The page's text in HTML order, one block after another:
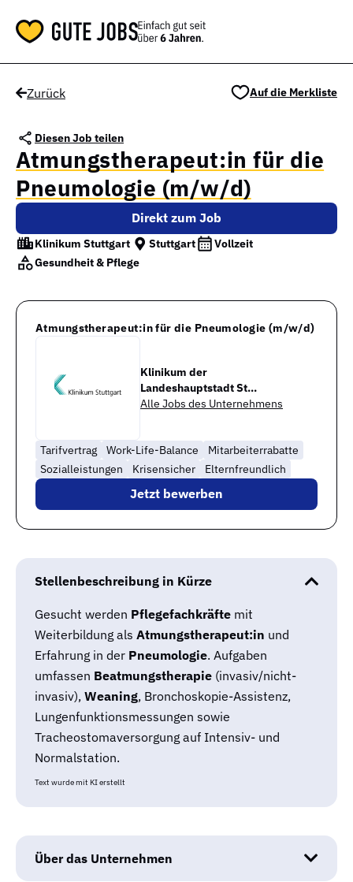
Zurück
Diesen Job teilen
Auf die Merkliste
Atmungstherapeut:in für die
Pneumologie (m/w/d)
Direkt zum Job
Klinikum Stuttgart Stuttgart
Vollzeit
Gesundheit & Pflege
Stellenbeschreibung in Kürze
Gesucht werden Pflegefachkräfte mit
Weiterbildung als Atmungstherapeut:in und
Erfahrung in der Pneumologie. Aufgaben
umfassen Beatmungstherapie (invasiv/nicht-
invasiv), Weaning, Bronchoskopie-Assistenz,
Lungenfunktionsmessungen sowie
Tracheostomaversorgung auf Intensiv- und
Normalstation.
Text wurde mit KI erstellt
Über das Unternehmen
Atmungstherapeut:in für die Pneumologie (m/w/d)
Klinikum der
Landeshauptstadt St...
Alle Jobs des Unternehmens
Tarifvertrag Work-Life-Balance
Mitarbeiterrabatte
Sozialleistungen
Krisensicher Elternfreundlich
Jetzt bewerben